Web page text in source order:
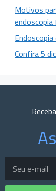
Motivos
endoscopia
Confira 5